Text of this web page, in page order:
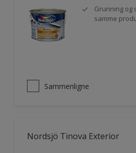
Grunning og
samme
Sammenligne
Nordsjö Tinova Exterior